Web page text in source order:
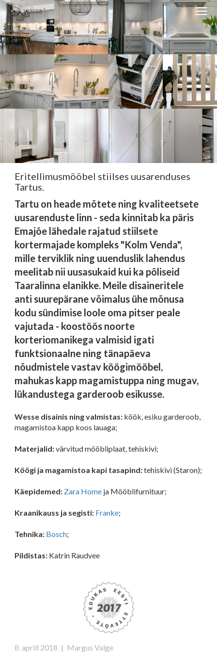
Close
EST ENG
WESSE DISAIN
PARTNERITE DISAIN
TEHNIKA
KONTAKT
MEIST
BLOGI/UUDISED
Eritellimusmööbel stiilses uusarenduses
Tartus.
Tartu on heade mõtete ning kvaliteetsete
uusarenduste linn - seda kinnitab ka päris
Emajõe lähedale rajatud stiilsete
kortermajade kompleks "Kolm Venda",
mille terviklik ning uuenduslik lahendus
meelitab nii uusasukaid kui ka põliseid
Taaralinna elanikke. Meile disaineritele
anti suurepärane võimalus ühe mõnusa
kodu sündimise loole oma pitser peale
vajutada - koostöös noorte
korteriomanikega valmisid igati
funktsionaalne ning tänapäeva
nõudmistele vastav köögimööbel,
mahukas kapp magamistuppa ning mugav,
lükandustega garderoob esikusse.
Wesse disainis ning valmistas: köök, esiku garderoob,
magamistoa kapp koos lauaga;
Materjalid:värvitud mööbliplaat, tehiskivi;
Köögi ja magamistoa kapi tasapind:tehiskivi (Staron);
Käepidemed: Zara Home ja Mööblifurnituur;
Kraanikauss ja segisti: Franke;
Tehnika: Bosch;
Pildistas: Katrin Raudvee
8. aprill 2018 | Margus Valge